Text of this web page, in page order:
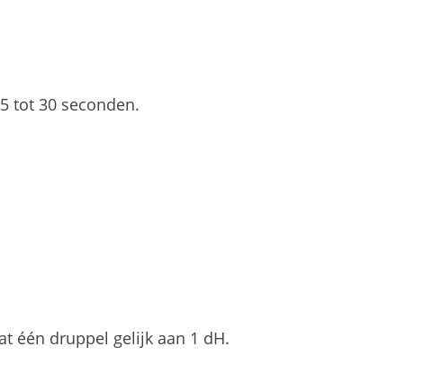
tot 30 seconden.
één druppel gelijk aan 1 dH.